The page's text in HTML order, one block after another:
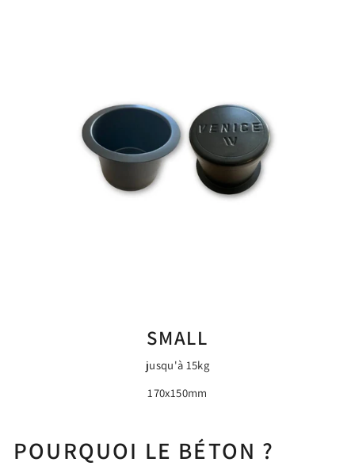
SMALL
jusqu'à 15kg
170x150mm
POURQUOI LE BÉTON ?